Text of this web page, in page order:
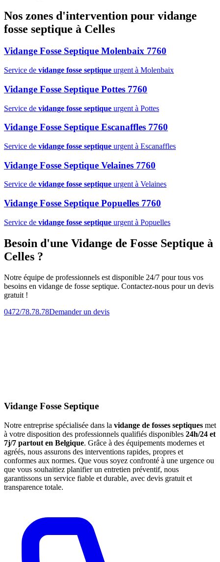
Nos zones d'intervention pour vidange
fosse septique à Celles
Vidange Fosse Septique Molenbaix 7760
Service de vidange fosse septique urgent à Molenbaix
Vidange Fosse Septique Pottes 7760
Service de vidange fosse septique urgent à Pottes
Vidange Fosse Septique Escanaffles 7760
Service de vidange fosse septique urgent à Escanaffles
Vidange Fosse Septique Velaines 7760
Service de vidange fosse septique urgent à Velaines
Vidange Fosse Septique Popuelles 7760
Service de vidange fosse septique urgent à Popuelles
Besoin d'une Vidange de Fosse Septique à
Celles ?
Notre équipe de professionnels est disponible 24/7 pour tous vos
besoins en vidange de fosse septique. Contactez-nous pour un devis
gratuit !
0472/78.78.78Demander un devis
Vidange Fosse Septique
Notre entreprise spécialisée dans la vidange de fosses septiques met
à votre disposition des professionnels qualifiés disponibles 24h/24 et
7j/7 partout en Belgique. Grâce à des équipements modernes et
agréés, nous assurons des interventions rapides, propres et
conformes aux normes. Que vous soyez confronté à une urgence ou
que vous souhaitiez planifier un entretien préventif, nous
garantissons un service fiable et durable, avec devis gratuit et
transparence totale.